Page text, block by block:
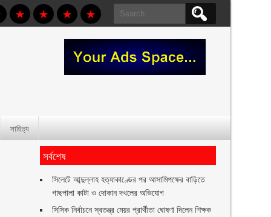
Search
for:
সাহিত্য
সর্বশেষ
সিলেটে আব্দুল্লাহ হত্যাকাণ্ডের পর আসামিপক্ষের বাড়িতে
গাছপালা কাটা ও দোকান দখলের অভিযোগ
সিসিক নির্বাচনে স্বতন্ত্র মেয়র প্রার্থীতা ঘোষণা দিলেন শিক্ষক